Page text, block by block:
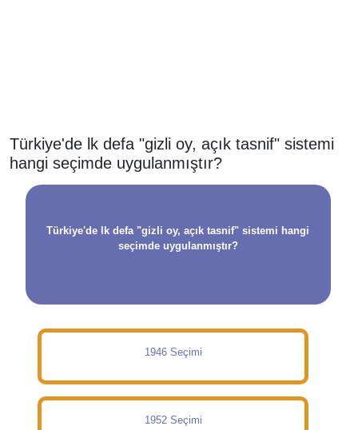
Türkiye'de lk defa "gizli oy, açık tasnif" sistemi
hangi seçimde uygulanmıştır?
Türkiye'de lk defa "gizli oy, açık tasnif" sistemi hangi
seçimde uygulanmıştır?
1946 Seçimi
1952 Seçimi